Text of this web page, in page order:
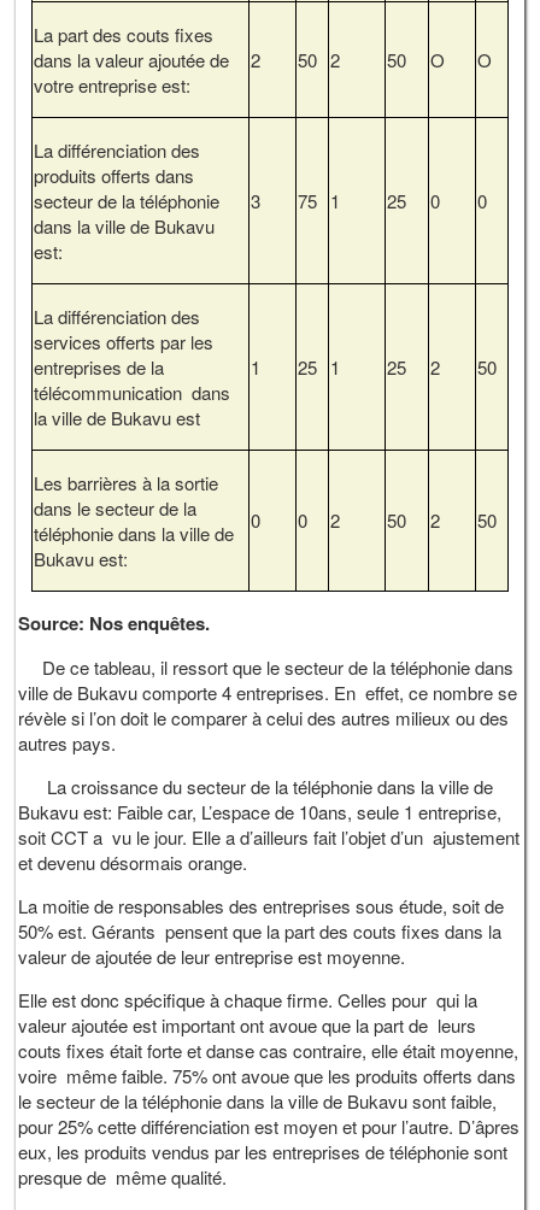
La part des couts fixes
dans la valeur ajoutée de
votre entreprise est:
2 50 2 50 O O
La différenciation des
produits offerts dans
secteur de la téléphonie
dans la ville de Bukavu
est:
3 75 1 25 0 0
La différenciation des
services offerts par les
entreprises de la
télécommunication dans
la ville de Bukavu est
1 25 1 25 2 50
Les barrières à la sortie
dans le secteur de la
téléphonie dans la ville de
Bukavu est:
0 0 2 50 2 50
Source: Nos enquêtes.
De ce tableau, il ressort que le secteur de la téléphonie dans
ville de Bukavu comporte 4 entreprises. En effet, ce nombre se
révèle si l’on doit le comparer à celui des autres milieux ou des
autres pays.
La croissance du secteur de la téléphonie dans la ville de
Bukavu est: Faible car, L’espace de 10ans, seule 1 entreprise,
soit CCT a vu le jour. Elle a d’ailleurs fait l’objet d’un ajustement
et devenu désormais orange.
La moitie de responsables des entreprises sous étude, soit de
50% est. Gérants pensent que la part des couts fixes dans la
valeur de ajoutée de leur entreprise est moyenne.
Elle est donc spécifique à chaque firme. Celles pour qui la
valeur ajoutée est important ont avoue que la part de leurs
couts fixes était forte et danse cas contraire, elle était moyenne,
voire même faible. 75% ont avoue que les produits offerts dans
le secteur de la téléphonie dans la ville de Bukavu sont faible,
pour 25% cette différenciation est moyen et pour l’autre. D’âpres
eux, les produits vendus par les entreprises de téléphonie sont
presque de même qualité.